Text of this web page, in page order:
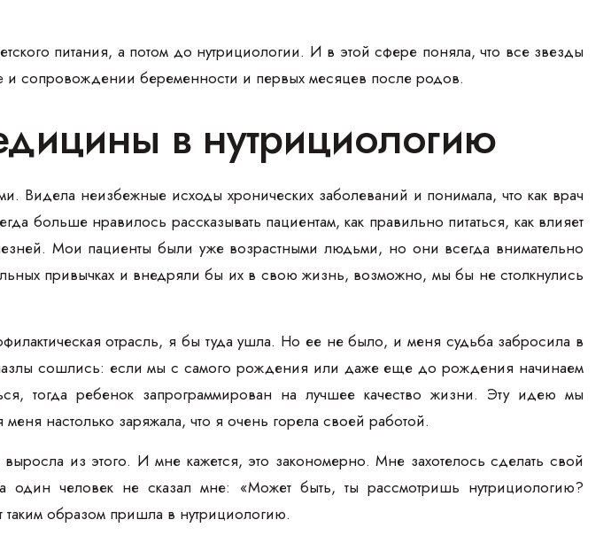
питания, а потом до нутрициологии. И в этой сфере поняла, что все звезды
и сопровождении беременности и первых месяцев после родов.
в нутрициологию
Видела неизбежные исходы хронических заболеваний и понимала, что как врач
больше нравилось рассказывать пациентам, как правильно питаться, как влияет
Мои пациенты были уже возрастными людьми, но они всегда внимательно
привычках и внедряли бы их в свою жизнь, возможно, мы бы не столкнулись
отрасль, я бы туда ушла. Но ее не было, и меня судьба забросила в
сошлись: если мы с самого рождения или даже еще до рождения начинаем
тогда ребенок запрограммирован на лучшее качество жизни. Эту идею мы
настолько заряжала, что я очень горела своей работой.
из этого. И мне кажется, это закономерно. Мне захотелось сделать свой
один человек не сказал мне: «Может быть, ты рассмотришь нутрициологию?
образом пришла в нутрициологию.